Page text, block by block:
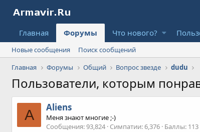
Главная Форумы Что нового?
Новые сообщения
Поиск сообщений
Главная
Форумы Общий Вопрос звезде dudu
Пользователи, которым
A Aliens
Меня знают многие ;-)
Сообщения 93,824 Симпатии 6,376 Баллы 113